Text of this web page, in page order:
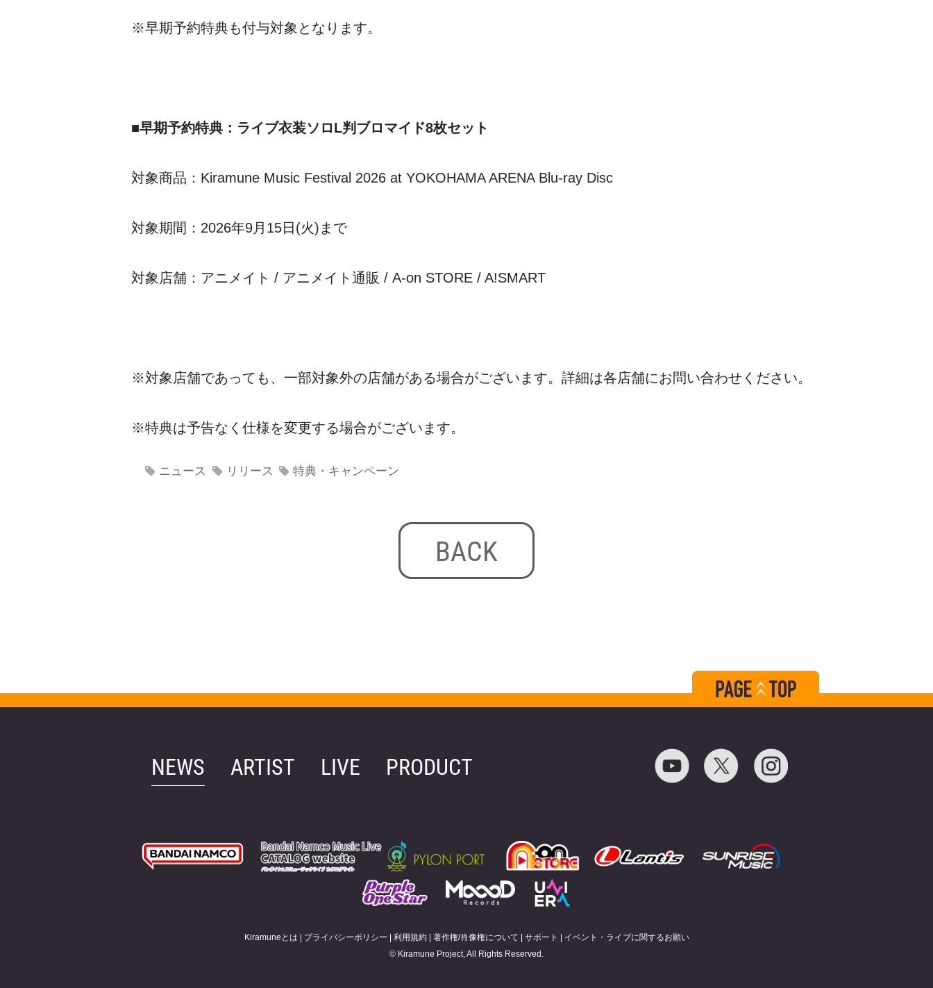
ニュース リリース 特典・キャンペーン
※早期予約特典も付与対象となります。
■早期予約特典：ライブ衣装ソロL判ブロマイド8枚セット
対象商品：Kiramune Music Festival 2026 at YOKOHAMA ARENA Blu-ray Disc
対象期間：2026年9月15日(火)まで
対象店舗：アニメイト / アニメイト通販 / A-on STORE / A!SMART
※対象店舗であっても、一部対象外の店舗がある場合がございます。詳細は各店舗にお問い合わせください。
※特典は予告なく仕様を変更する場合がございます。
BACK
NEWS ARTIST LIVE PRODUCT
Kiramuneとは プライバシーポリシー 利用規約| 著作権/肖像権について サポート
イベント・ライブに関するお願い
© Kiramune Project, All Rights Reserved.